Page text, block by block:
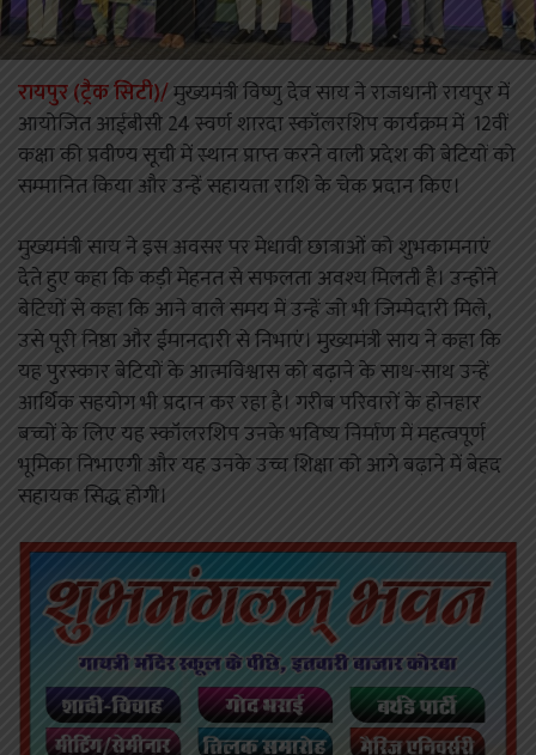
रायपुर (ट्रैक सिटी)/मुख्यमंत्री विष्णु देव साय ने राजधानी रायपुर में
आयोजित आईबीसी 24 स्वर्ण शारदा स्कॉलरशिप कार्यक्रम में 12वीं
कक्षा की प्रवीण्य सूची में स्थान प्राप्त करने वाली प्रदेश की बेटियों को
सम्मानित किया और उन्हें सहायता राशि के चेक प्रदान किए।
मुख्यमंत्री साय ने इस अवसर पर मेधावी छात्राओं को शुभकामनाएं
देते हुए कहा कि कड़ी मेहनत से सफलता अवश्य मिलती है। उन्होंने
बेटियों से कहा कि आने वाले समय में उन्हें जो भी जिम्मेदारी मिले,
उसे पूरी निष्ठा और ईमानदारी से निभाएं। मुख्यमंत्री साय ने कहा कि
यह पुरस्कार बेटियों के आत्मविश्वास को बढ़ाने के साथ-साथ उन्हें
आर्थिक सहयोग भी प्रदान कर रहा है। गरीब परिवारों के होनहार
बच्चों के लिए यह स्कॉलरशिप उनके भविष्य निर्माण में महत्वपूर्ण
भूमिका निभाएगी और यह उनके उच्च शिक्षा को आगे बढ़ाने में बेहद
सहायक सिद्ध होगी।